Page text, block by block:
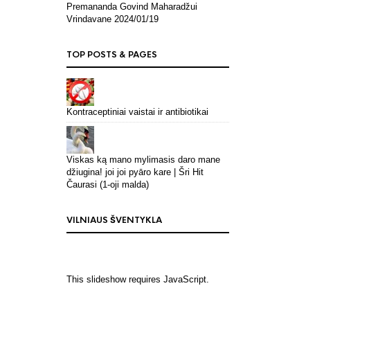
Premananda Govind Maharadžui
Vrindavane 2024/01/19
TOP POSTS & PAGES
Kontraceptiniai vaistai ir antibiotikai
Viskas ką mano mylimasis daro mane
džiugina! joi joi pyāro kare | Šri Hit
Čaurasi (1-oji malda)
VILNIAUS ŠVENTYKLA
This slideshow requires JavaScript.